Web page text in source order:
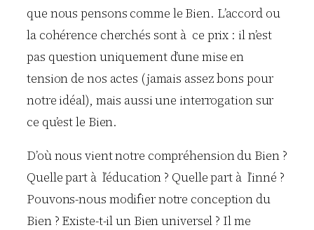
que nous pensons comme le Bien. L’accord ou
la cohérence cherchés sont à ce prix : il n’est
pas question uniquement d’une mise en
tension de nos actes (jamais assez bons pour
notre idéal), mais aussi une interrogation sur
ce qu’est le Bien.
D’où nous vient notre compréhension du Bien ?
Quelle part à l’éducation ? Quelle part à l’inné ?
Pouvons-nous modifier notre conception du
Bien ? Existe-t-il un Bien universel ? Il me